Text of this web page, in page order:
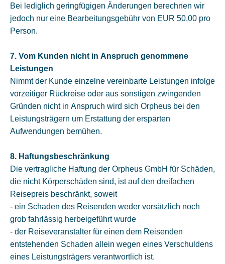
Bei lediglich geringfügigen Änderungen berechnen wir
jedoch nur eine Bearbeitungsgebühr von EUR 50,00 pro
Person.
7. Vom Kunden nicht in Anspruch genommene
Leistungen
Nimmt der Kunde einzelne vereinbarte Leistungen infolge
vorzeitiger Rückreise oder aus sonstigen zwingenden
Gründen nicht in Anspruch wird sich Orpheus bei den
Leistungsträgern um Erstattung der ersparten
Aufwendungen bemühen.
8. Haftungsbeschränkung
Die vertragliche Haftung der Orpheus GmbH für Schäden,
die nicht Körperschäden sind, ist auf den dreifachen
Reisepreis beschränkt, soweit
- ein Schaden des Reisenden weder vorsätzlich noch
grob fahrlässig herbeigeführt wurde
- der Reiseveranstalter für einen dem Reisenden
entstehenden Schaden allein wegen eines Verschuldens
eines Leistungsträgers verantwortlich ist.